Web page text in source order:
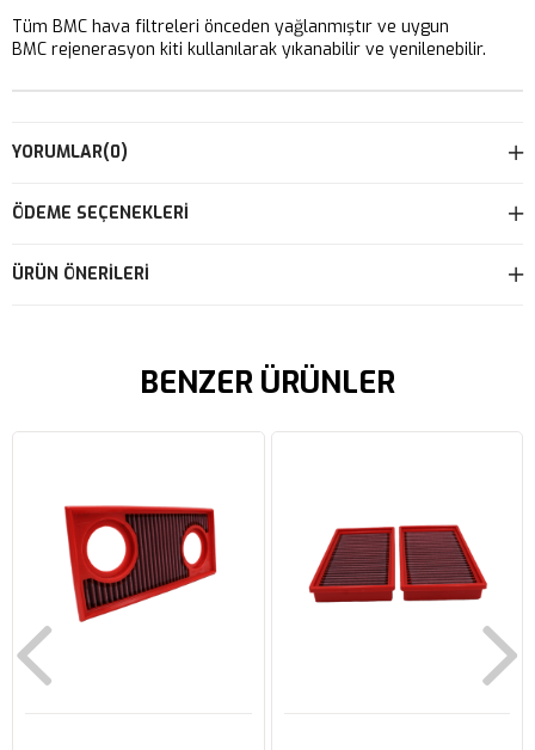
Tüm BMC hava filtreleri önceden yağlanmıştır ve uygun
BMC rejenerasyon kiti kullanılarak yıkanabilir ve yenilenebilir.
YORUMLAR(0)
ÖDEME SEÇENEKLERI
ÜRÜN ÖNERILERI
BENZER ÜRÜNLER